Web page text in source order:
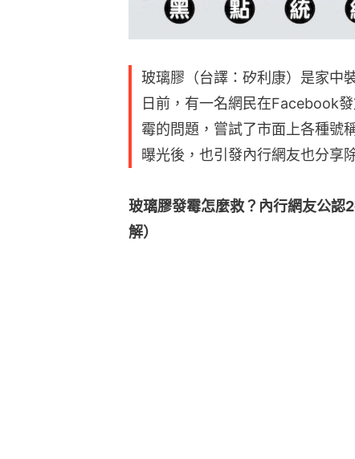
玻璃膠（台譯：矽利康）是家中
日前，有一名網民在Facebook
霉的問題，嘗試了市面上各種號
曝光後，也引發內行網友也分享
玻璃膠發霉怎麼救？內行網友公認
解）